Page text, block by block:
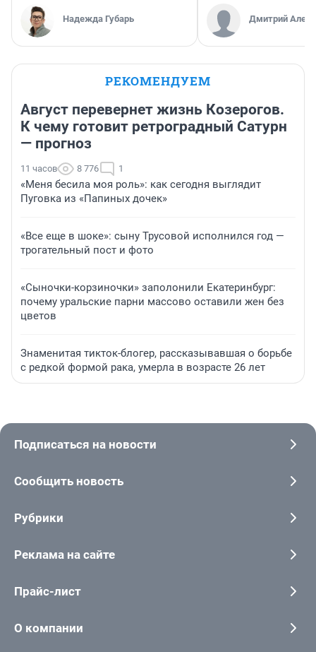
Надежда Губарь Дмитрий
РЕКОМЕНДУЕМ
Август перевернет жизнь Козерогов.
К чему готовит ретроградный Сатурн
— прогноз
11 часов 8 776 1
«Меня бесила моя роль»: как сегодня выглядит
Пуговка из «Папиных дочек»
«Все еще в шоке»: сыну Трусовой исполнился год —
трогательный пост и фото
«Сыночки-корзиночки» заполонили Екатеринбург:
почему уральские парни массово оставили жен без
цветов
Знаменитая тикток-блогер, рассказывавшая о борьбе
с редкой формой рака, умерла в возрасте 26 лет
Подписаться на новости
Сообщить новость
Рубрики
Реклама на сайте
Прайс-лист
О компании